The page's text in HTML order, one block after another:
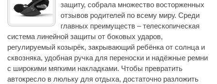
защиту, собрала множество восторженных
отзывов родителей по всему миру. Среди
главных преимуществ – телескопическая
система линейной защиты от боковых ударов,
регулируемый козырёк, закрывающий ребёнка от солнца и
сквозняка, удобная ручка для переноски и надёжные ремни
с широкими мягкими накладками. Чтобы превратить
автокресло в люльку для отдыха, достаточно разложить